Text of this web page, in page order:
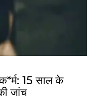
15 साल के
जांच